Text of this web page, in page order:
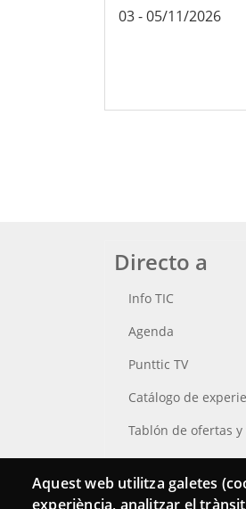
03-05/11/2026
Directo a
Info TIC
Agenda
Punttic TV
Catálogo de
Tablón de ofertas
Busca tu Punt TIC
Aquest web utilitza galetes
experiència, analitzar el